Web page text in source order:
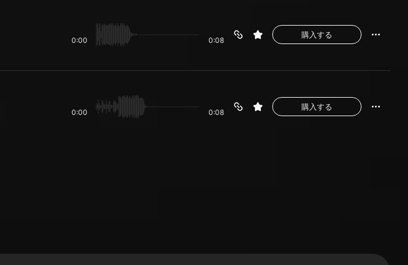
0:00 0:08
購入する
0:00 0:08
購入する